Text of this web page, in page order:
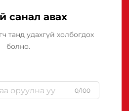
санал авах
танд удахгүй холбогдох
болно.
0/100